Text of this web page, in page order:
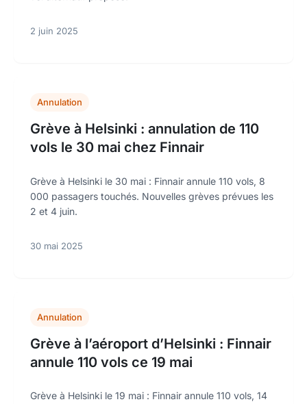
2 juin 2025
Annulation
Grève à Helsinki : annulation de 110
vols le 30 mai chez Finnair
Grève à Helsinki le 30 mai : Finnair annule 110 vols, 8
000 passagers touchés. Nouvelles grèves prévues les
2 et 4 juin.
30 mai 2025
Annulation
Grève à l’aéroport d’Helsinki : Finnair
annule 110 vols ce 19 mai
Grève à Helsinki le 19 mai : Finnair annule 110 vols, 14